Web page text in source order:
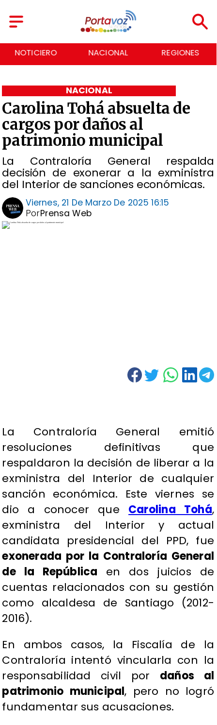
NOTICIERO NACIONAL REGIONES
Carolina Tohá absuelta de
cargos por daños al
patrimonio municipal
La Contraloría General respalda
decisión de exonerar a la exministra
del Interior de sanciones económicas.
NACIONAL
Viernes, 21 De Marzo De 2025 16:15
Prensa Web
Por
La Contraloría General emitió
resoluciones definitivas que
respaldaron la decisión de liberar a la
exministra del Interior de cualquier
sanción económica. Este viernes se
dio a conocer que Carolina Tohá,
exministra del Interior y actual
candidata presidencial del PPD, fue
exonerada por la Contraloría General
de la República en dos juicios de
cuentas relacionados con su gestión
como alcaldesa de Santiago (2012-
2016).
En ambos casos, la Fiscalía de la
Contraloría intentó vincularla con la
responsabilidad civil por daños al
patrimonio municipal, pero no logró
fundamentar sus acusaciones.